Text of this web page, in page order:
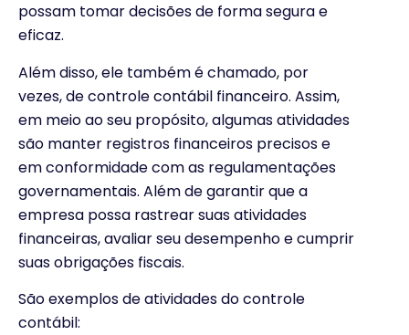
possam tomar decisões de forma segura e
eficaz.
Além disso, ele também é chamado, por
vezes, de controle contábil financeiro. Assim,
em meio ao seu propósito, algumas atividades
são manter registros financeiros precisos e
em conformidade com as regulamentações
governamentais. Além de garantir que a
empresa possa rastrear suas atividades
financeiras, avaliar seu desempenho e cumprir
suas obrigações fiscais.
São exemplos de atividades do controle
contábil: